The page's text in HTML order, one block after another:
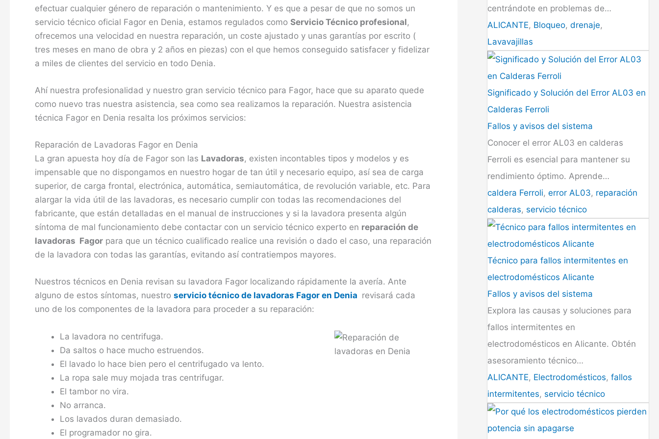
efectuar cualquier género de reparación o mantenimiento. Y es que a pesar de que no somos un
servicio técnico oficial Fagor en Denia, estamos regulados como Servicio Técnico profesional,
ofrecemos una velocidad en nuestra reparación, un coste ajustado y unas garantías por escrito (
tres meses en mano de obra y 2 años en piezas) con el que hemos conseguido satisfacer y fidelizar
a miles de clientes del servicio en todo Denia.
Ahí nuestra profesionalidad y nuestro gran servicio técnico para Fagor, hace que su aparato quede
como nuevo tras nuestra asistencia, sea como sea realizamos la reparación. Nuestra asistencia
técnica Fagor en Denia resalta los próximos servicios:
Reparación de Lavadoras Fagor en Denia
La gran apuesta hoy día de Fagor son las Lavadoras, existen incontables tipos y modelos y es
impensable que no dispongamos en nuestro hogar de tan útil y necesario equipo, así sea de carga
superior, de carga frontal, electrónica, automática, semiautomática, de revolución variable, etc. Para
alargar la vida útil de las lavadoras, es necesario cumplir con todas las recomendaciones del
fabricante, que están detalladas en el manual de instrucciones y si la lavadora presenta algún
síntoma de mal funcionamiento debe contactar con un servicio técnico experto en reparación de
lavadoras Fagor para que un técnico cualificado realice una revisión o dado el caso, una reparación
de la lavadora con todas las garantías, evitando así contratiempos mayores.
Nuestros técnicos en Denia revisan su lavadora Fagor localizando rápidamente la avería. Ante
alguno de estos síntomas, nuestro servicio técnico de lavadoras Fagor en Denia revisará cada
uno de los componentes de la lavadora para proceder a su reparación:
La lavadora no centrifuga.
Da saltos o hace mucho estruendos.
El lavado lo hace bien pero el centrifugado va lento.
La ropa sale muy mojada tras centrifugar.
El tambor no vira.
No arranca.
Los lavados duran demasiado.
El programador no gira.
centrándote en problemas de…
ALICANTE, Bloqueo, drenaje,
Lavavajillas
Significado y Solución del Error AL03 en
Calderas Ferroli
Fallos y avisos del sistema
Conocer el error AL03 en calderas
Ferroli es esencial para mantener su
rendimiento óptimo. Aprende…
caldera Ferroli, error AL03, reparación
calderas, servicio técnico
Técnico para fallos intermitentes en
electrodomésticos Alicante
Fallos y avisos del sistema
Explora las causas y soluciones para
fallos intermitentes en
electrodomésticos en Alicante. Obtén
asesoramiento técnico…
ALICANTE, Electrodomésticos, fallos
intermitentes, servicio técnico